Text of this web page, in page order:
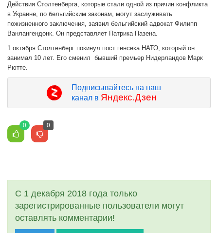
Действия Столтенберга, которые стали одной из причин конфликта
в Украине, по бельгийским законам, могут заслуживать
пожизненного заключения, заявил бельгийский адвокат Филипп
Ванлангендонк. Он представляет Патрика Пазена.
1 октября Столтенберг покинул пост генсека НАТО, который он
занимал 10 лет. Его сменил бывший премьер Нидерландов Марк
Рютте.
Подписывайтесь на наш
канал в Яндекс.Дзен
0 0
С 1 декабря 2018 года только
зарегистрированные пользователи могут
оставлять комментарии!